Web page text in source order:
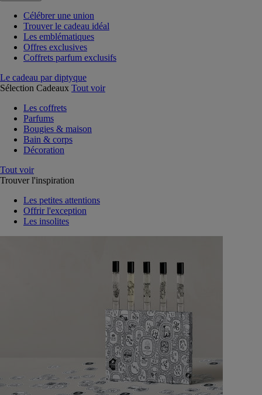
Célébrer une union
Trouver le cadeau idéal
Les emblématiques
Offres exclusives
Coffrets parfum exclusifs
Le cadeau par diptyque
Sélection Cadeaux Tout voir
Les coffrets
Parfums
Bougies & maison
Bain & corps
Décoration
Tout voir
Trouver l'inspiration
Les petites attentions
Offrir l'exception
Les insolites